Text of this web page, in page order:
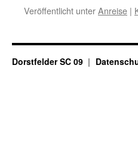
Veröffentlicht unterAnreise |
Dorstfelder SC 09